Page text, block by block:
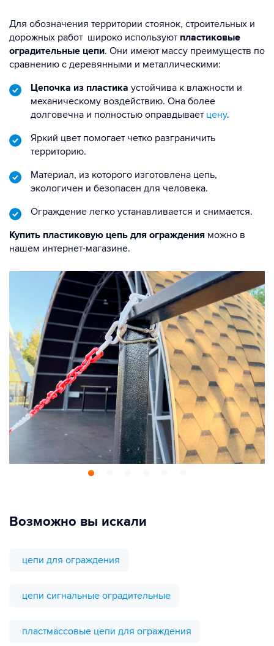
Для обозначения территории стоянок, строительных и
дорожных работ широко используют пластиковые
оградительные цепи. Они имеют массу преимуществ по
сравнению с деревянными и металлическими:
Цепочка из пластика устойчива к влажности и
механическому воздействию. Она более
долговечна и полностью оправдывает цену.
Яркий цвет помогает четко разграничить
территорию.
Материал, из которого изготовлена цепь,
экологичен и безопасен для человека.
Ограждение легко устанавливается и снимается.
Купить пластиковую цепь для ограждения можно в
нашем интернет-магазине.
Возможно вы искали
цепи для ограждения
цепи сигнальные оградительные
пластмассовые цепи для ограждения